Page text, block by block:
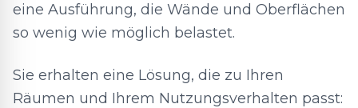
eine Ausführung, die Wände und Oberflächen
so wenig wie möglich belastet.
Sie erhalten eine Lösung, die zu Ihren
Räumen und Ihrem Nutzungsverhalten passt: